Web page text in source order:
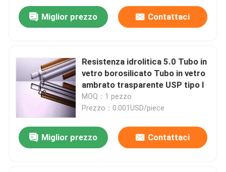
Miglior prezzo Contattaci
Resistenza idrolitica 5.0 Tubo in
vetro borosilicato Tubo in vetro
ambrato trasparente USP tipo I
MOQ：1 pezzo
Prezzo：0.001USD/piece
Miglior prezzo Contattaci